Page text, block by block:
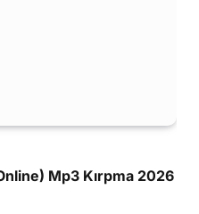
Mp3 Kırpma 2026